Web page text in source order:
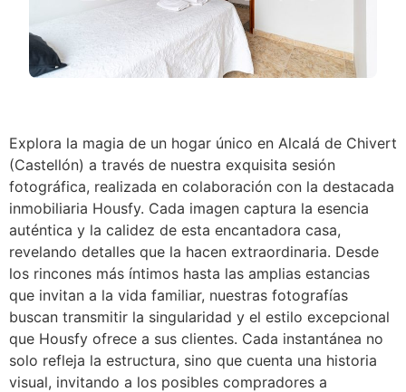
Explora la magia de un hogar único en Alcalá de Chivert
(Castellón) a través de nuestra exquisita sesión
fotográfica, realizada en colaboración con la destacada
inmobiliaria Housfy. Cada imagen captura la esencia
auténtica y la calidez de esta encantadora casa,
revelando detalles que la hacen extraordinaria. Desde
los rincones más íntimos hasta las amplias estancias
que invitan a la vida familiar, nuestras fotografías
buscan transmitir la singularidad y el estilo excepcional
que Housfy ofrece a sus clientes. Cada instantánea no
solo refleja la estructura, sino que cuenta una historia
visual, invitando a los posibles compradores a